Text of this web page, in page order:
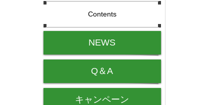
Contents
NEWS
Q＆A
キャンペーン